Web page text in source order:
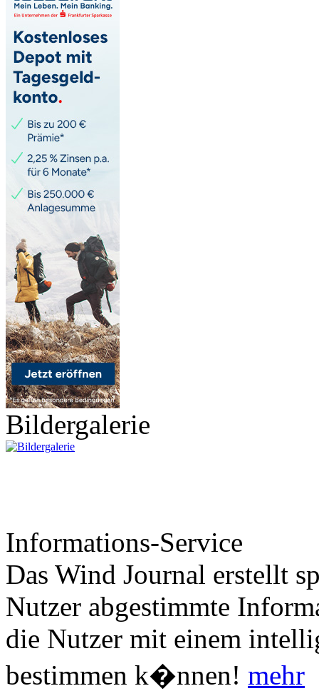
Bildergalerie
Informations-Service
Das Wind Journal erstellt
Nutzer abgestimmte
die Nutzer mit einem
bestimmen k�nnen! mehr